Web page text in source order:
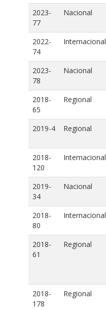
2023-
77
Nacional
2022-
74
Internacional
2023-
78
Nacional
2018-
65
Regional
2019-4 Regional
2018-
120
Internacional
2019-
34
Nacional
2018-
80
Internacional
2018-
61
Regional
2018-
178
Regional